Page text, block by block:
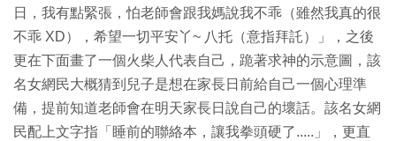
日，我有點緊張，怕老師會跟我媽說我不乖（雖然我真的很
不乖 XD），希望一切平安丫~ 八托（意指拜託）」，之後
更在下面畫了一個火柴人代表自己，跪著求神的示意圖，該
名女網民大概猜到兒子是想在家長日前給自己一個心理準
備，提前知道老師會在明天家長日說自己的壞話。該名女網
民配上文字指「睡前的聯絡本，讓我拳頭硬了.....」，更直